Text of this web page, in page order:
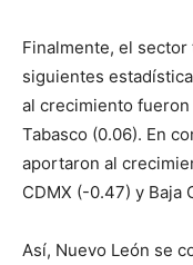
Finalmente, el
siguientes
al crecimiento fueron
Tabasco (0.06). En
aportaron al
CDMX (-0.47) y Baja
Así, Nuevo León se